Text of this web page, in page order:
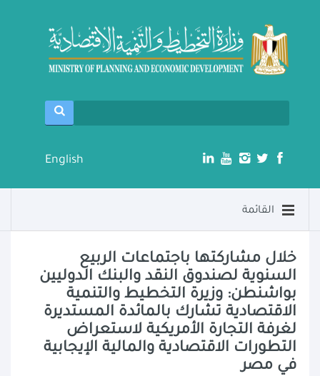
English
القائمة
خلال مشاركتها باجتماعات الربيع
السنوية لصندوق النقد والبنك الدوليين
بواشنطن: وزيرة التخطيط والتنمية
الاقتصادية تشارك بالمائدة المستديرة
لغرفة التجارة الأمريكية لاستعراض
التطورات الاقتصادية والمالية الإيجابية
في مصر